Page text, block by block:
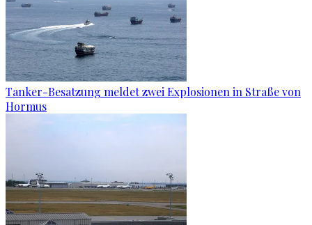
Tanker-Besatzung meldet zwei Explosionen in Straße von
Hormus